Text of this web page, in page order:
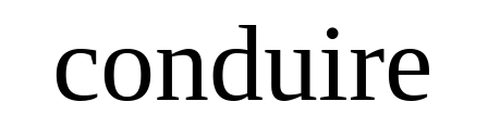
conduire